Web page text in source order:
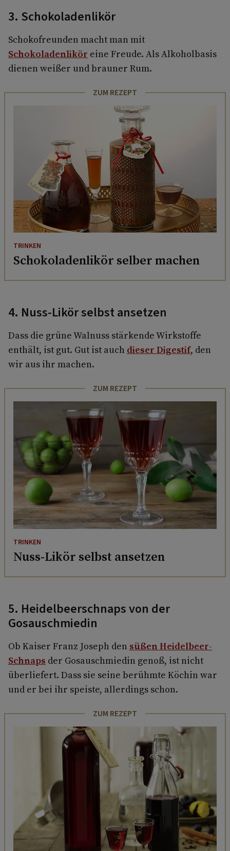
3. Schokoladenlikör
Schokofreunden macht man mit
Schokoladenlikör eine Freude. Als Alkoholbasis
dienen weißer und brauner Rum.
ZUM REZEPT
TRINKEN
Schokoladenlikör selber machen
4. Nuss-Likör selbst ansetzen
Dass die grüne Walnuss stärkende Wirkstoffe
enthält, ist gut. Gut ist auch dieser Digestif, den
wir aus ihr machen.
ZUM REZEPT
TRINKEN
Nuss-Likör selbst ansetzen
5. Heidelbeerschnaps von der
Gosauschmiedin
Ob Kaiser Franz Joseph den süßen Heidelbeer-
Schnaps der Gosauschmiedin genoß, ist nicht
überliefert. Dass sie seine berühmte Köchin war
und er bei ihr speiste, allerdings schon.
ZUM REZEPT